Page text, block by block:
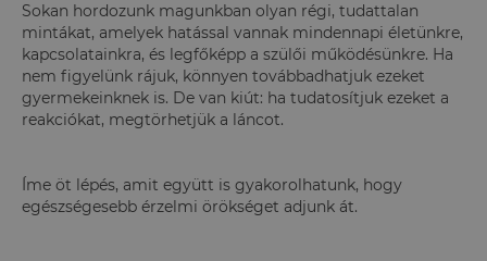
Sokan hordozunk magunkban olyan régi, tudattalan
mintákat, amelyek hatással vannak mindennapi életünkre,
kapcsolatainkra, és legfőképp a szülői működésünkre. Ha
nem figyelünk rájuk, könnyen továbbadhatjuk ezeket
gyermekeinknek is. De van kiút: ha tudatosítjuk ezeket a
reakciókat, megtörhetjük a láncot.
Íme öt lépés, amit együtt is gyakorolhatunk, hogy
egészségesebb érzelmi örökséget adjunk át.